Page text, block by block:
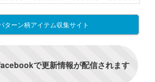
ターン柄アイテム収集サイト
で更新情報が配信されます